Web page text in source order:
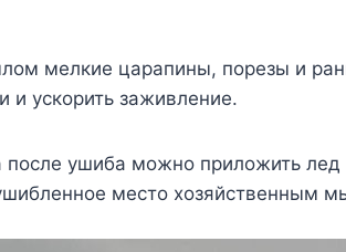
мелкие царапины, порезы и
и ускорить заживление.
после ушиба можно приложить лед
место хозяйственным